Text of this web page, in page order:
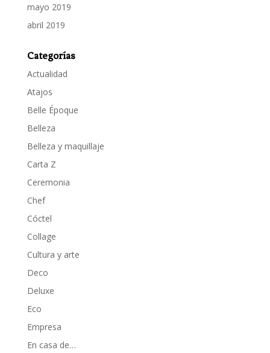
mayo 2019
abril 2019
Categorías
Actualidad
Atajos
Belle Époque
Belleza
Belleza y maquillaje
Carta Z
Ceremonia
Chef
Cóctel
Collage
Cultura y arte
Deco
Deluxe
Eco
Empresa
En casa de…